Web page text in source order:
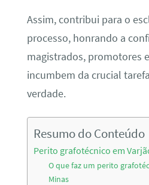
Assim, contribui para o
processo, honrando a
magistrados, promotores
incumbem da crucial
verdade.
Resumo do Conteúdo
Perito grafotécnico em
O que faz um perito
Minas